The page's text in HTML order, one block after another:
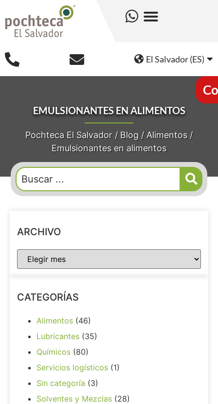
El Salvador (ES)
EMULSIONANTES EN ALIMENTOS
Pochteca El Salvador / Blog / Alimentos/
Emulsionantes en alimentos
ARCHIVO
CATEGORÍAS
Alimentos (46)
Lubricantes (35)
Químicos (80)
Servicios logísticos (1)
Sin categoría (3)
Solventes y Mezclas (28)